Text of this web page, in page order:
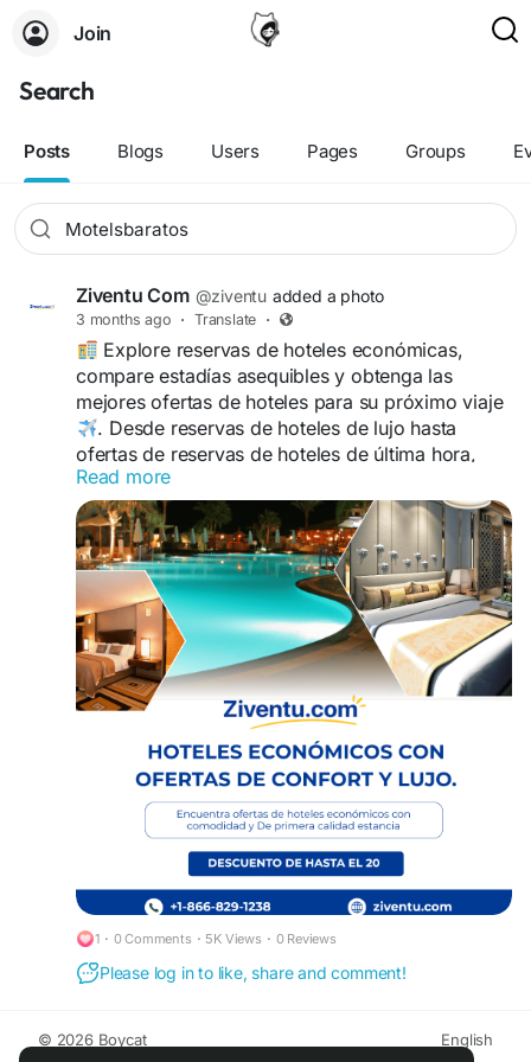
Join
Search
Posts Blogs Users Pages Groups
Ziventu Com @ziventu added a photo
3 months ago · Translate ·
Explore reservas de hoteles económicas,
compare estadías asequibles y obtenga las
mejores ofertas de hoteles para su próximo viaje
. Desde reservas de hoteles de lujo hasta
ofertas de reservas de hoteles de última hora,
encuentre habitaciones de hotel económicas con
opciones flexibles, mejores precios y alojamiento
confortable
.
https://www.ziventu.com/blog/book-smart-with-
cheap-hotel-reservations-and-best-hotel-deals
Ahorre más mientras disfruta de reservas de
habitaciones de hotel más inteligentes al
+1-
866-829-1238 con ubicaciones convenientes y
experiencias de viaje sin estrés diseñadas para
cada tipo de viajero.
#Reservasdehotelbaratos #Hotelesbaratos
#HotelTonight #LastMinuteHotelBooking
#Habitacióndehotel
#Motelsbaratos #BestHotelDeals #Hotelesdelujo
Read more
1 · 0 Comments · 5K Views · 0 Reviews
Please log in to like, share and comment!
© 2026 Boycat
English